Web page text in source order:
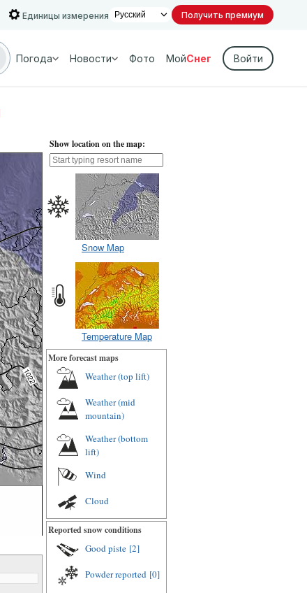
Единицы измерения Получить премиум
Погода Новости Фото МойСнег Войти
Show location on the map:
Snow Map
Temperature Map
More forecast maps
Weather (top lift)
Weather (mid
mountain)
Weather (bottom
lift)
Wind
Cloud
Reported snow conditions
Good piste [2]
Powder reported [0]